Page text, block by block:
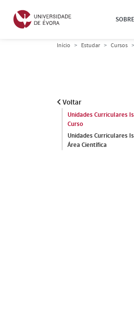
SOBRE
Início Estudar Cursos
Voltar
Unidades Curriculares
Curso
Unidades Curriculares
Área Científica